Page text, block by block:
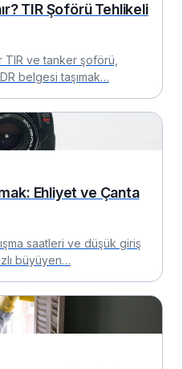
TIR Şoförü Tehlikeli
TIR ve tanker şoförü,
belgesi taşımak…
Ehliyet ve Çanta
saatleri ve düşük giriş
büyüyen…